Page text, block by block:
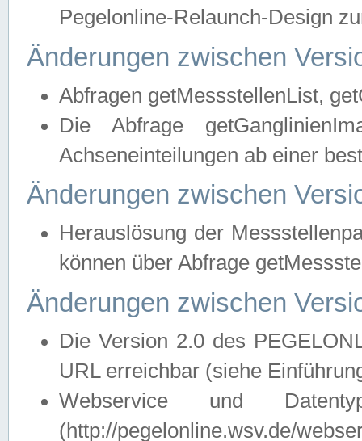
Pegelonline-Relaunch-Design
Änderungen zwischen
Abfragen getMessstellenList,
Die Abfrage
Achseneinteilungen ab einer
Änderungen zwischen
Herauslösung der
können über Abfrage
Änderungen zwischen
Die Version 2.0 des
URL erreichbar (siehe
Webservice und
(http://pegelonline.wsv.de/